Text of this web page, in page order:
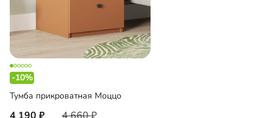
-10%
Тумба прикроватная Моццо